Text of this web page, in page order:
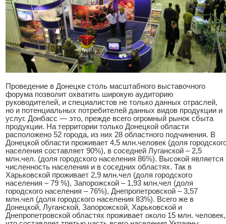
Проведение в Донецке столь масштабного выставочного
форума позволит охватить широкую аудиторию
руководителей, и специалистов не только данных отраслей,
но и потенциальных потребителей данных видов продукции и
услуг. Донбасс — это, прежде всего огромный рынок сбыта
продукции. На территории только Донецкой области
расположено 52 города, из них 28 областного подчинения. В
Донецкой области проживает 4,5 млн.человек (доля
населения составляет 90%), в соседней Луганской – 2,5
млн.чел. (доля городского населения 86%). Высокой является
численность населения и в соседних областях. Так в
Харьковской проживает 2,9 млн.чел (доля городского
населения – 79 %), Запорожской – 1,93 млн.чел (доля
городского населения – 76%), Днепропетровской – 3,57
млн.чел (доля городского населения 83%). Всего же в
Донецкой, Луганской, Запорожской, Харьковской и
Днепропетровской областях проживает около 15 млн. человек,